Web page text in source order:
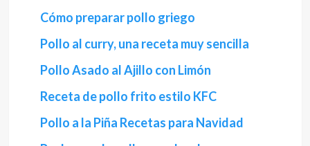
Cómo preparar pollo griego
Pollo al curry, una receta muy sencilla
Pollo Asado al Ajillo con Limón
Receta de pollo frito estilo KFC
Pollo a la Piña Recetas para Navidad